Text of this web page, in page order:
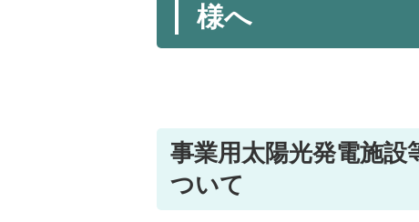
様へ
事業用太陽光発電施設
ついて